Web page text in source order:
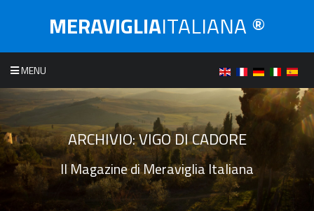
MERAVIGLIAITALIANA ®
MENU
ARCHIVIO:VIGO DI CADORE
Il Magazine di Meraviglia Italiana